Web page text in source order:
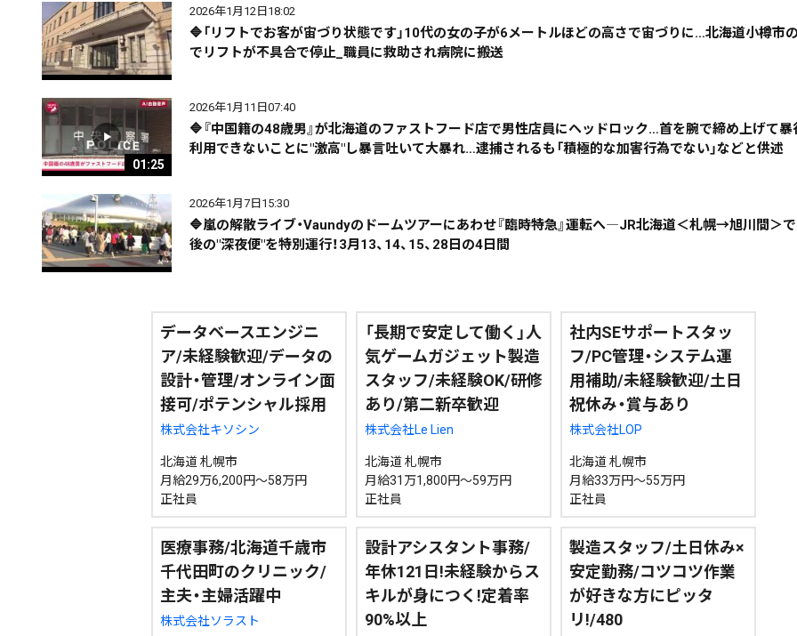
2026年1月12日18:02
🔷「リフトでお客が宙づり状態です」10代の女の子が6メートルほどの高さで宙づりに…北海道小樽市
でリフトが不具合で停止_職員に救助され病院に搬送
01:25
2026年1月11日07:40
🔷『中国籍の48歳男』が北海道のファストフード店で男性店員にヘッドロック…首を腕で締め上げて
利用できないことに"激高"し暴言吐いて大暴れ…逮捕されるも「積極的な加害行為でない」などと供述
2026年1月7日15:30
🔷嵐の解散ライブ・Vaundyのドームツアーにあわせ『臨時特急』運転へ―JR北海道＜札幌→旭川間＞
後の"深夜便"を特別運行！3月13、14、15、28日の4日間
データベースエンジニ
ア/未経験歓迎/データの
設計・管理/オンライン面
接可/ポテンシャル採用
株式会社キソシン
北海道 札幌市
月給29万6,200円～58万円
正社員
「長期で安定して働く」人
気ゲームガジェット製造
スタッフ/未経験OK/研修
あり/第二新卒歓迎
株式会社Le Lien
北海道 札幌市
月給31万1,800円～59万円
正社員
社内SEサポートスタッ
フ/PC管理・システム運
用補助/未経験歓迎/土日
祝休み・賞与あり
株式会社LOP
北海道 札幌市
月給33万円～55万円
正社員
医療事務/北海道千歳市
千代田町のクリニック/
主夫・主婦活躍中
株式会社ソラスト
設計アシスタント事務/
年休121日!未経験からス
キルが身につく!定着率
90%以上
製造スタッフ/土日休み×
安定勤務/コツコツ作業
が好きな方にピッタ
リ!/480
エリア 道北 道央 道南 道東 全道
絞り込み検索
検索